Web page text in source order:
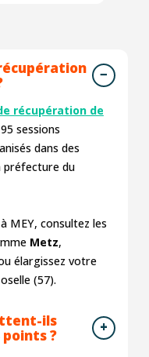
récupération de
95 sessions
dans des
préfecture du
MEY, consultez les
Metz,
élargissez votre
(57).
ils
?